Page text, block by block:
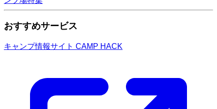
おすすめサービス
キャンプ情報サイト CAMP HACK